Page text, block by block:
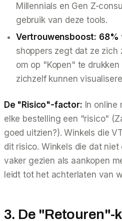
Millennials en Gen Z-
gebruik van deze tools.
Vertrouwensboost: 68%
shoppers zegt dat ze zich
om op "Kopen" te
zichzelf kunnen
De "Risico"-factor: In online
elke bestelling een "risico"
goed uitzien?). Winkels die
dit risico. Winkels die dat
vaker gezien als aankopen
leidt tot het achterlaten van
3. De "Retouren"-